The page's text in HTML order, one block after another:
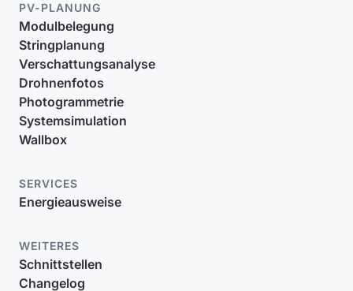
PV-PLANUNG
Modulbelegung
Stringplanung
Verschattungsanalyse
Drohnenfotos
Photogrammetrie
Systemsimulation
Wallbox
SERVICES
Energieausweise
WEITERES
Schnittstellen
Changelog